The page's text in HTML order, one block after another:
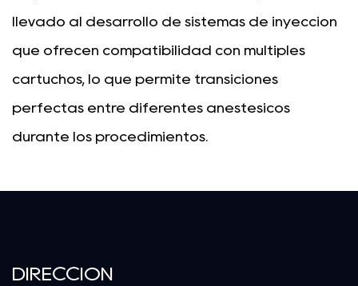
llevado al desarrollo de sistemas de inyección
que ofrecen compatibilidad con múltiples
cartuchos, lo que permite transiciones
perfectas entre diferentes anestésicos
durante los procedimientos.
DIRECCIÓN